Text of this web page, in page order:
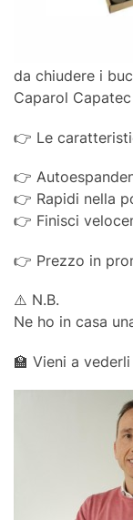
da chiudere i
Caparol
👉 Le
👉
👉 Rapidi nella
👉 Finisci
👉 Prezzo in
⚠️ N.B.
Ne ho in casa
🏫 Vieni a